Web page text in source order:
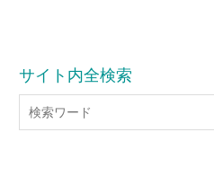
サイト内全検索